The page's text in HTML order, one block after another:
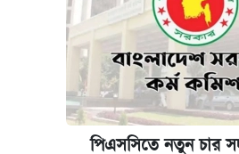
পিএসসিতে নতুন চার